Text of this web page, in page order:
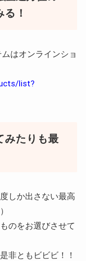
る！
はオンラインショ
list?
みたりも最
しか出さない最高
のをお選びさせて
非ともビビビ！！